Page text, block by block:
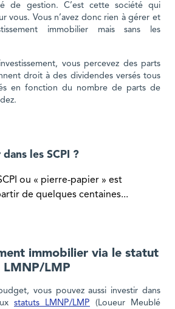
de gestion. C’est cette société qui
vous. Vous n’avez donc rien à gérer et
immobilier mais sans les
vous percevez des parts
droit à des dividendes versés tous
en fonction du nombre de parts de
les SCPI ?
ou « pierre-papier » est
de quelques centaines...
immobilier via le statut
LMNP/LMP
vous pouvez aussi investir dans
statuts LMNP/LMP (Loueur Meublé